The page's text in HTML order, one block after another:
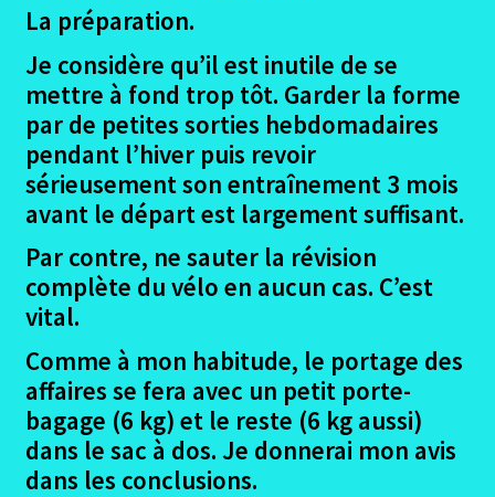
La préparation.
Je considère qu’il est inutile de se
mettre à fond trop tôt. Garder la forme
par de petites sorties hebdomadaires
pendant l’hiver puis revoir
sérieusement son entraînement 3 mois
avant le départ est largement suffisant.
Par contre, ne sauter la révision
complète du vélo en aucun cas. C’est
vital.
Comme à mon habitude, le portage des
affaires se fera avec un petit porte-
bagage (6 kg) et le reste (6 kg aussi)
dans le sac à dos. Je donnerai mon avis
dans les conclusions.